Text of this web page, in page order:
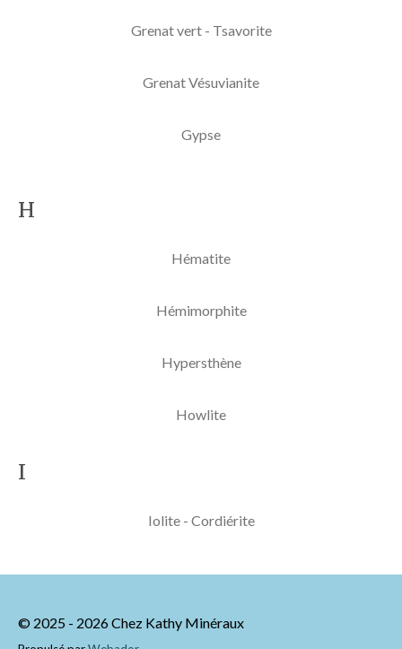
Grenat vert - Tsavorite
Grenat Vésuvianite
Gypse
H
Hématite
Hémimorphite
Hypersthène
Howlite
I
Iolite - Cordiérite
© 2025 - 2026 Chez Kathy Minéraux